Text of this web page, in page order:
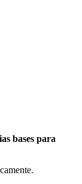
bases para